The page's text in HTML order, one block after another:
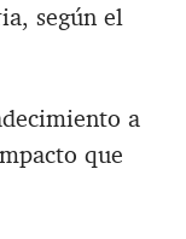
según el
a
que